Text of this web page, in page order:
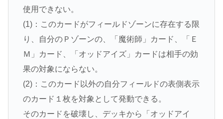
使用できない。
(1)：このカードがフィールドゾーンに存在する限
り、自分のＰゾーンの、「魔術師」カード、「Ｅ
Ｍ」カード、「オッドアイズ」カードは相手の効
果の対象にならない。
(2)：このカード以外の自分フィールドの表側表示
のカード１枚を対象として発動できる。
そのカードを破壊し、デッキから「オッドアイ